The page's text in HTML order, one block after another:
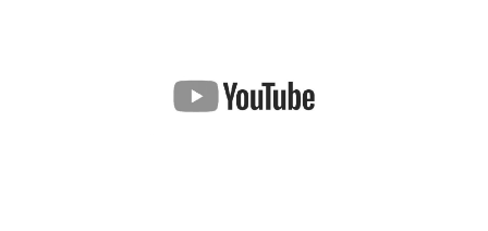
nuestros análisis, estudios y estrategias SEO. Encontraremos la